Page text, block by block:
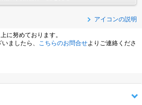
アイコンの説明
に努めております。
ましたら、
こちらのお問合せよりご連絡くださ